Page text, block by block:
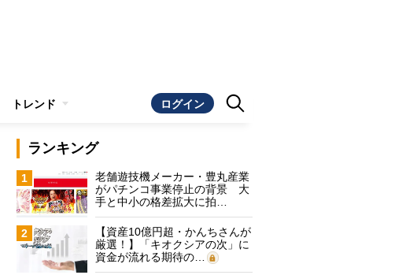
トレンド ログイン
ランキング
1
老舗遊技機メーカー・豊丸産業
がパチンコ事業停止の背景 大
手と中小の格差拡大に拍…
2
【資産10億円超・かんちさんが
厳選！】「キオクシアの次」に
資金が流れる期待の…